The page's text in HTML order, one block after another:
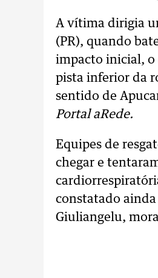
A vítima dirigia
(PR), quando
impacto inicial, o
pista inferior da
sentido de
Portal aRede.
Equipes de
chegar e
constatado
Giuliangelu,